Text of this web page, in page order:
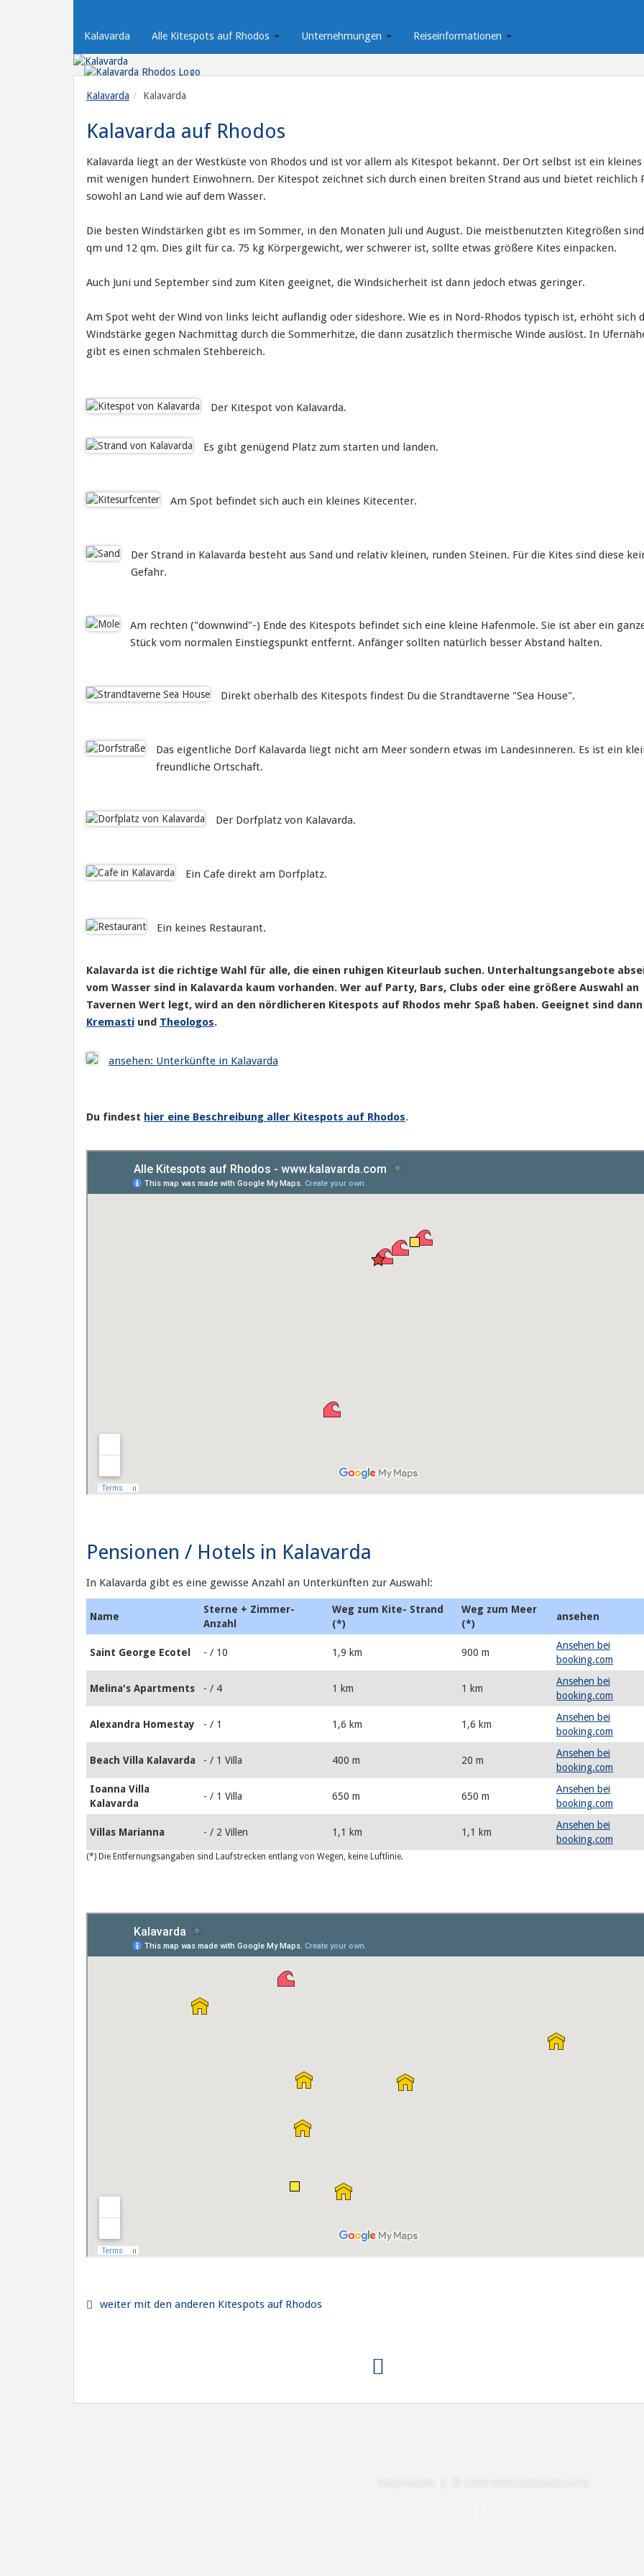
Kalavarda Alle Kitespots auf Rhodos Unternehmungen Reiseinformationen
Kalavarda Kalavarda
Kalavarda auf Rhodos
Kalavarda liegt an der Westküste von Rhodos und ist vor allem als Kitespot bekannt. Der Ort selbst ist ein
mit wenigen hundert Einwohnern. Der Kitespot zeichnet sich durch einen breiten Strand aus und bietet reichlich
sowohl an Land wie auf dem Wasser.
Die besten Windstärken gibt es im Sommer, in den Monaten Juli und August. Die meistbenutzten Kitegrößen
qm und 12 qm. Dies gilt für ca. 75 kg Körpergewicht, wer schwerer ist, sollte etwas größere Kites einpacken.
Auch Juni und September sind zum Kiten geeignet, die Windsicherheit ist dann jedoch etwas geringer.
Am Spot weht der Wind von links leicht auflandig oder sideshore. Wie es in Nord-Rhodos typisch ist, erhöht sich
Windstärke gegen Nachmittag durch die Sommerhitze, die dann zusätzlich thermische Winde auslöst. In
gibt es einen schmalen Stehbereich.
Der Kitespot von Kalavarda.
Es gibt genügend Platz zum starten und landen.
Am Spot befindet sich auch ein kleines Kitecenter.
Der Strand in Kalavarda besteht aus Sand und relativ kleinen, runden Steinen. Für die Kites sind diese
Gefahr.
Am rechten ("downwind"-) Ende des Kitespots befindet sich eine kleine Hafenmole. Sie ist aber ein
Stück vom normalen Einstiegspunkt entfernt. Anfänger sollten natürlich besser Abstand halten.
Direkt oberhalb des Kitespots findest Du die Strandtaverne "Sea House".
Das eigentliche Dorf Kalavarda liegt nicht am Meer sondern etwas im Landesinneren. Es ist ein
freundliche Ortschaft.
Der Dorfplatz von Kalavarda.
Ein Cafe direkt am Dorfplatz.
Ein keines Restaurant.
Kalavarda ist die richtige Wahl für alle, die einen ruhigen Kiteurlaub suchen. Unterhaltungsangebote
vom Wasser sind in Kalavarda kaum vorhanden. Wer auf Party, Bars, Clubs oder eine größere Auswahl an
Tavernen Wert legt, wird an den nördlicheren Kitespots auf Rhodos mehr Spaß haben. Geeignet sind dann
Kremastiund Theologos.
ansehen: Unterkünfte in Kalavarda
Du findest hier eine Beschreibung aller Kitespots auf Rhodos.
Pensionen / Hotels in Kalavarda
In Kalavarda gibt es eine gewisse Anzahl an Unterkünften zur Auswahl:
Name
Sterne + Zimmer-
Anzahl
Weg zum Kite- Strand
(*)
Weg zum Meer
(*)
ansehen
Saint George Ecotel - / 10 1,9 km 900 m
Ansehen bei
booking.com
Melina's Apartments - / 4 1 km 1 km
Ansehen bei
booking.com
Alexandra Homestay - / 1 1,6 km 1,6 km
Ansehen bei
booking.com
Beach Villa Kalavarda - / 1 Villa 400 m 20 m
Ansehen bei
booking.com
Ioanna Villa
Kalavarda
- / 1 Villa 650 m 650 m
Ansehen bei
booking.com
Villas Marianna - / 2 Villen 1,1 km 1,1 km
Ansehen bei
booking.com
(*) Die Entfernungsangaben sind Laufstrecken entlang von Wegen, keine Luftlinie.
weiter mit den anderen Kitespots auf Rhodos